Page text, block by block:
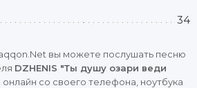
34
вы можете послушать песню
DZHENIS "Ты душу озари веди
со своего телефона, ноутбука